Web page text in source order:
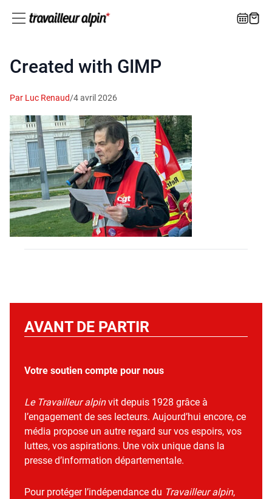
Created with GIMP
Par Luc Renaud/4 avril 2026
AVANT DE PARTIR
Votre soutien compte pour nous
Le Travailleur alpinvit depuis 1928 grâce à
l’engagement de ses lecteurs. Aujourd’hui encore, ce
média propose un autre regard sur vos espoirs, vos
luttes, vos aspirations. Une voix unique dans la
presse d’information départementale.
Pour protéger l’indépendance du Travailleur alpin,